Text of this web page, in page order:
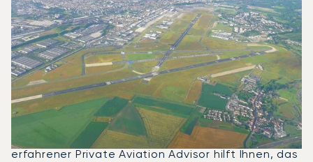
Welche Privatjets Werden Am
Häufigsten Zwischen Málaga
Und Paris Gechartert?
2025 waren Citation Mustang, Beechjet 400A und
Citation Latitude die meistgenutzten Privatjets
für Flüge zwischen Paris und Malaga. Ein
erfahrener Private Aviation Advisor hilft Ihnen, das